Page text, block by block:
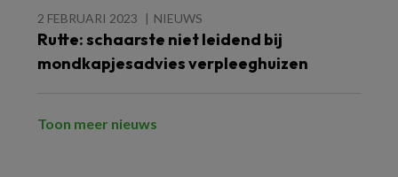
2 FEBRUARI 2023 NIEUWS
Rutte: schaarste niet leidend bij
mondkapjesadvies verpleeghuizen
Toon meer nieuws